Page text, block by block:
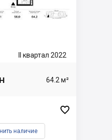
II квартал 2022
64.2 м²

наличие